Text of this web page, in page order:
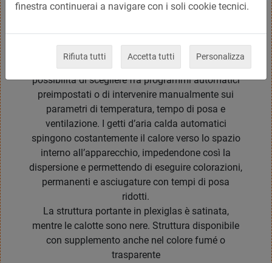
cura e il trattamento del capello
SFERA NERA DIGIT a controllo elettronico offre la
possibilità di scegliere fra programmi automatici
preimpostati o di intervenire manualmente sui
parametri di temperatura, tempo di posa e
ventilazione. I getti d’aria calda automatici
spingono costantemente il calore verso lo spazio
interno all’apparecchio, impedendone così la
dispersione e permettendo di eseguire colorazioni,
permanenti e asciugature con tempi di posa
ridotti.
La struttura portante in plexiglas è satinata,
mentre le calotte sono nere. Struttura disponibile
con supplemento anche nel colore fumé o
trasparente
finestra continuerai a navigare con i soli cookie tecnici.
Rifiuta tutti Accetta tutti Personalizza